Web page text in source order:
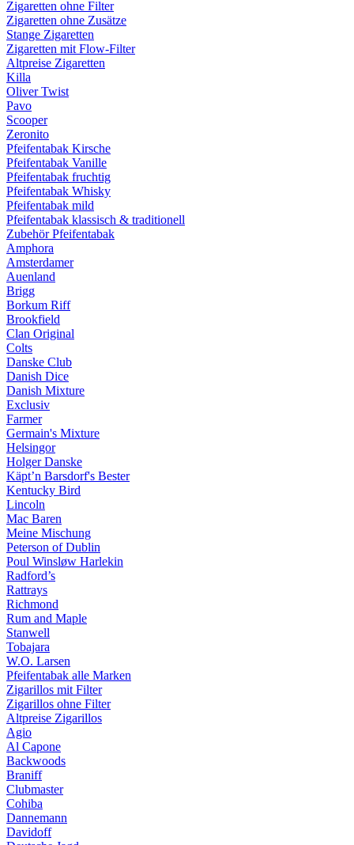
Zigaretten ohne Filter
Zigaretten ohne Zusätze
Stange Zigaretten
Zigaretten mit Flow-Filter
Altpreise Zigaretten
Killa
Oliver Twist
Pavo
Scooper
Zeronito
Pfeifentabak Kirsche
Pfeifentabak Vanille
Pfeifentabak fruchtig
Pfeifentabak Whisky
Pfeifentabak mild
Pfeifentabak klassisch & traditionell
Zubehör Pfeifentabak
Amphora
Amsterdamer
Auenland
Brigg
Borkum Riff
Brookfield
Clan Original
Colts
Danske Club
Danish Dice
Danish Mixture
Exclusiv
Farmer
Germain's Mixture
Helsingor
Holger Danske
Käpt’n Barsdorf's Bester
Kentucky Bird
Lincoln
Mac Baren
Meine Mischung
Peterson of Dublin
Poul Winsløw Harlekin
Radford’s
Rattrays
Richmond
Rum and Maple
Stanwell
Tobajara
W.O. Larsen
Pfeifentabak alle Marken
Zigarillos mit Filter
Zigarillos ohne Filter
Altpreise Zigarillos
Agio
Al Capone
Backwoods
Braniff
Clubmaster
Cohiba
Dannemann
Davidoff